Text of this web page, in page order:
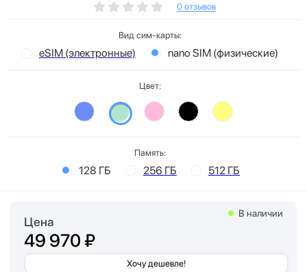
0 отзывов
Вид сим-карты:
eSIM (электронные) nano SIM (физические)
Цвет:
Память:
128 ГБ 256 ГБ 512 ГБ
Цена
49 970 ₽
Хочу дешевле!
В наличии